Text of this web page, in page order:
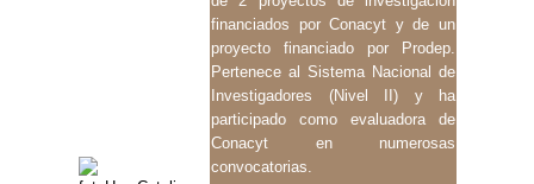
financiados por Conacyt y de un
proyecto financiado por Prodep.
Pertenece al Sistema Nacional de
Investigadores (Nivel II) y ha
participado como evaluadora de
Conacyt en numerosas
convocatorias.